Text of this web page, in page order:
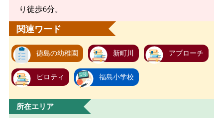
り徒歩6分。
関連ワード
徳島の幼稚園 新町川 アプローチ
ピロティ 福島小学校
所在エリア